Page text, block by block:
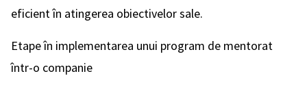
eficient în atingerea obiectivelor sale.
Etape în implementarea unui program de mentorat
într-o companie